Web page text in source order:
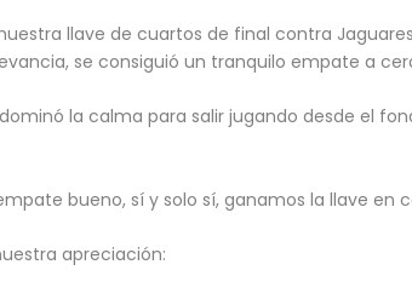
llave de cuartos de final contra
se consiguió un tranquilo empate a
la calma para salir jugando desde el
bueno, sí y solo sí, ganamos la llave en
apreciación: